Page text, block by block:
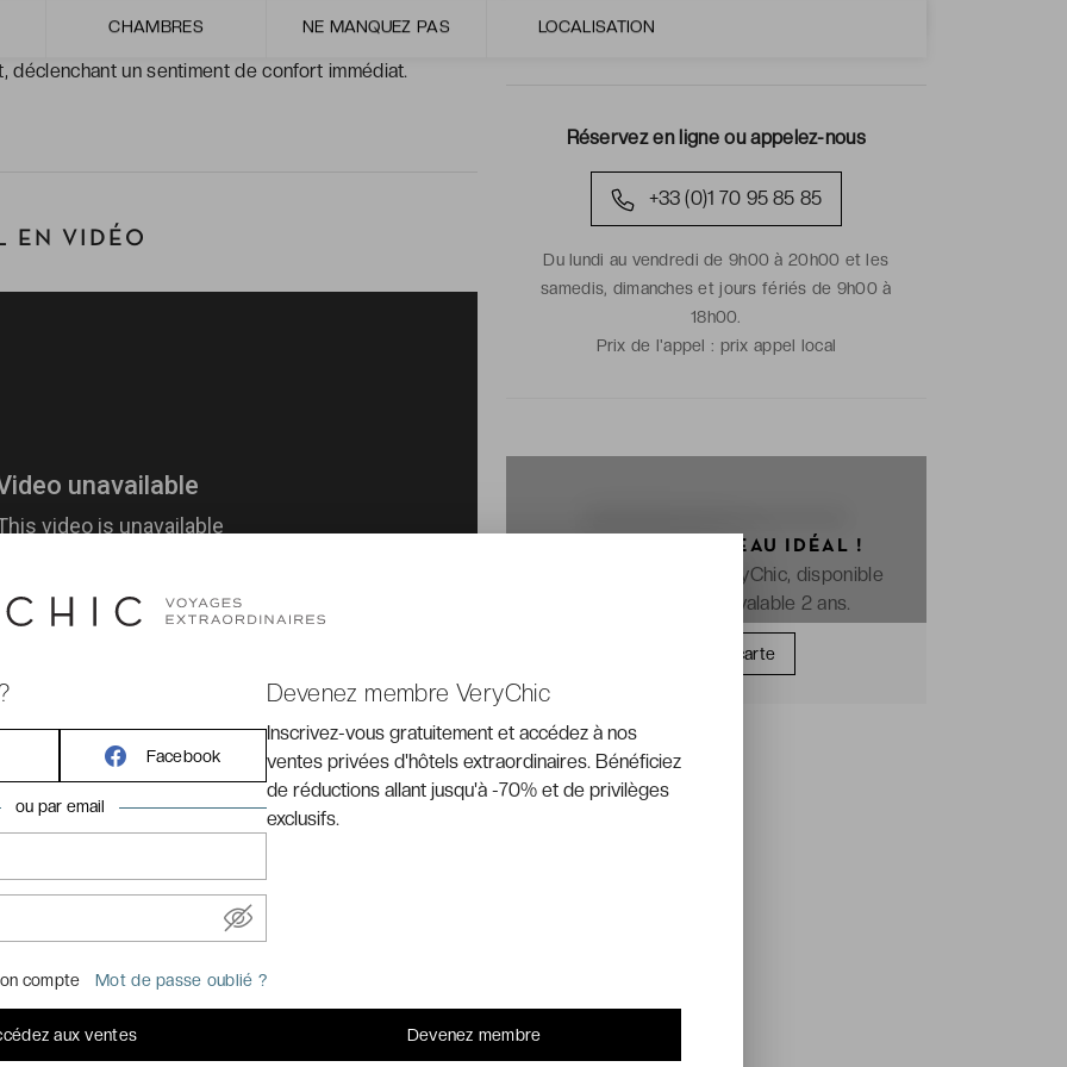
CHAMBRES NE MANQUEZ PAS LOCALISATION
VeryChic !
déclenchant un sentiment de confort immédiat.
EN VIDÉO
grands lieux
Réservez en ligne ou appelez-nous
+33 (0)1 70 95 85 85
Du lundi au vendredi de 9h00 à 20h00 et les
samedis, dimanches et jours fériés de 9h00 à
18h00.
Prix de l'appel : prix appel local
OFFREZ LE CADEAU IDÉAL !
La e-carte cadeau VeryChic, disponible
immédiatement et valable 2 ans.
Offrir une carte
Facebook
ou par email
compte Mot de passe oublié ?
aux ventes
Devenez membre VeryChic
Inscrivez-vous gratuitement et accédez à nos
ventes privées d'hôtels extraordinaires. Bénéficiez
de réductions allant jusqu'à -70% et de privilèges
exclusifs.
Devenez membre